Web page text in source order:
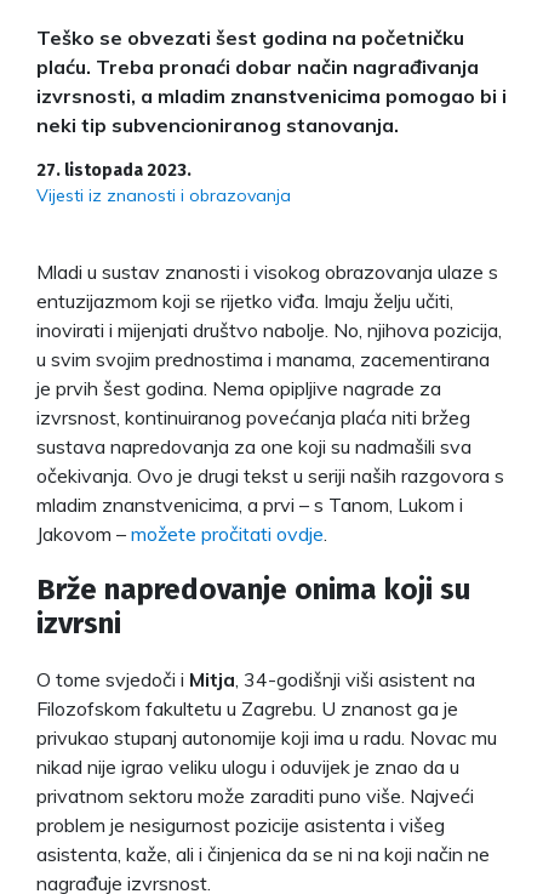
Teško se obvezati šest godina na početničku
plaću. Treba pronaći dobar način nagrađivanja
izvrsnosti, a mladim znanstvenicima pomogao bi i
neki tip subvencioniranog stanovanja.
27. listopada 2023.
Vijesti iz znanosti i obrazovanja
Mladi u sustav znanosti i visokog obrazovanja ulaze s
entuzijazmom koji se rijetko viđa. Imaju želju učiti,
inovirati i mijenjati društvo nabolje. No, njihova pozicija,
u svim svojim prednostima i manama, zacementirana
je prvih šest godina. Nema opipljive nagrade za
izvrsnost, kontinuiranog povećanja plaća niti bržeg
sustava napredovanja za one koji su nadmašili sva
očekivanja. Ovo je drugi tekst u seriji naših razgovora s
mladim znanstvenicima, a prvi – s Tanom, Lukom i
Jakovom – možete pročitati ovdje
Brže napredovanje onima koji su
izvrsni
O tome svjedoči i Mitja , 34-godišnji viši asistent na
Filozofskom fakultetu u Zagrebu. U znanost ga je
privukao stupanj autonomije koji ima u radu. Novac mu
nikad nije igrao veliku ulogu i oduvijek je znao da u
privatnom sektoru može zaraditi puno više. Najveći
problem je nesigurnost pozicije asistenta i višeg
asistenta, kaže, ali i činjenica da se ni na koji način ne
nagrađuje izvrsnost.